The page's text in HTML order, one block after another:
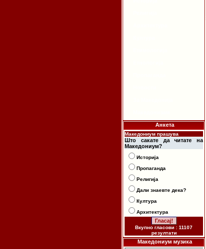
Анкета
Македониум прашува
Што сакате да читате на
Македониум?
Историја
Пропаганда
Религија
Дали знаевте дека?
Култура
Архитектура
Вкупно гласови : 11107
резултати
Македониум музика